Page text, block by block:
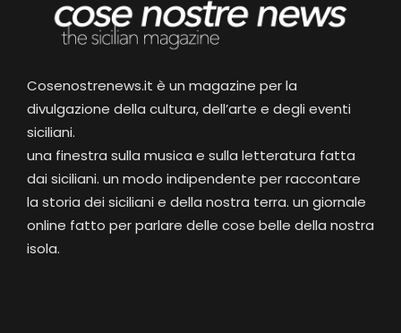
Cosenostrenews.it è un magazine per la
divulgazione della cultura, dell’arte e degli eventi
siciliani.
una finestra sulla musica e sulla letteratura fatta
dai siciliani. un modo indipendente per raccontare
la storia dei siciliani e della nostra terra. un giornale
online fatto per parlare delle cose belle della nostra
isola.